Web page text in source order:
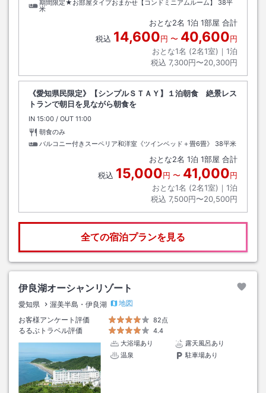
期間限定★お部屋タイプおまかせ【コンドミニアムルーム】
38平
米
おとな2名 1泊 1部屋 合計
税込 14,600円 〜 40,600円
おとな1名 (2名1室)｜ 1泊
税込 7,300円〜20,300円
《愛知県民限定》【シンプルＳＴＡＹ】１泊朝食 絶景レス
トランで朝日を見ながら朝食を
IN チェックイン
15:00 / OUT チェックアウト
11:00
朝食のみ
バルコニー付きスーペリア和洋室《ツインベッド＋畳6畳》
38平米
おとな2名 1泊 1部屋 合計
税込 15,000円 〜 41,000円
おとな1名 (2名1室)｜ 1泊
税込 7,500円〜20,500円
全ての宿泊プランを見る
伊良湖オーシャンリゾート
愛知県 渥美半島・伊良湖
地図
お客様アンケート評価
82点
るるぶトラベル評価
4.4
大浴場あり
露天風呂あり
温泉
駐車場あり